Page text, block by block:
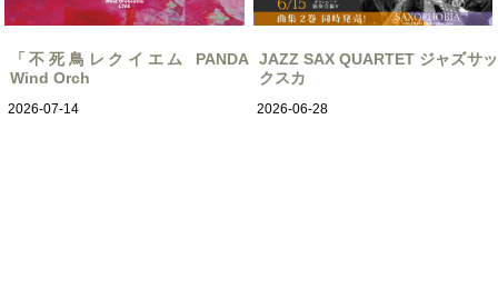
「不死鳥レクイエム PANDA
Wind Orch
2026-07-14
JAZZ SAX QUARTET ジャズサッ
クスカ
2026-06-28